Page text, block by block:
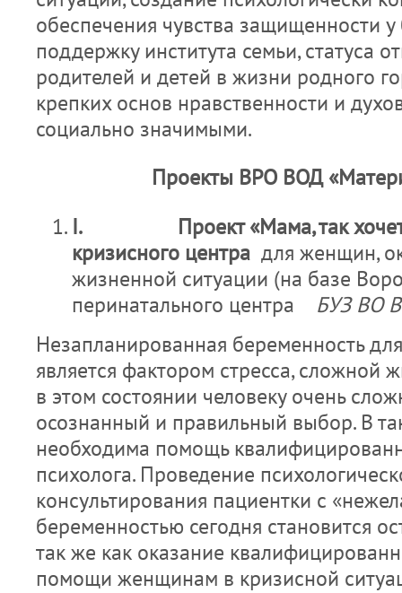
обеспечения чувства защищенности
поддержку института семьи, статуса
родителей и детей в жизни родного
крепких основ нравственности и
социально значимыми.
Проекты ВРО ВОД
I. Проект «Мама, так
кризисного центра для женщин,
жизненной ситуации (на базе
перинатального центра БУЗ ВО
Незапланированная беременность
является фактором стресса, сложной
в этом состоянии человеку очень
осознанный и правильный выбор. В
необходима помощь
психолога. Проведение
консультирования пациентки с
беременностью сегодня становится
так же как оказание
помощи женщинам в кризисной